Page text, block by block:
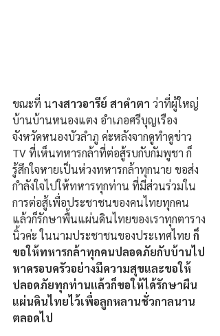
ขณะที่ นางสาวอารีย์ สาคำตา ว่าที่ผู้ใหญ่
บ้านบ้านหนองแตง อำเภอศรีบุญเรือง
จังหวัดหนองบัวลำภู ค่ะหลังจากดูทำดูข่าว
TV ที่เห็นทหารกล้าที่ต่อสู้รบกับกัมพูชา ก็
รู้สึกใจหายเป็นห่วงทหารกล้าทุกนาย ขอส่ง
กำลังใจไปให้ทหารทุกท่าน ที่มีส่วนร่วมใน
การต่อสู้เพื่อประชาชนของคนไทยทุกคน
แล้วก็รักษาพื้นแผ่นดินไทยของเราทุกตาราง
นิ้วค่ะ ในนามประชาชนของประเทศไทย ก็
ขอให้ทหารกล้าทุกคนปลอดภัยกับบ้านไป
หาครอบครัวอย่างมีความสุขและขอให้
ปลอดภัยทุกท่านแล้วก็ขอให้ได้รักษาผืน
แผ่นดินไทยไว้เพื่อลูกหลานชั่วกาลนาน
ตลอดไป